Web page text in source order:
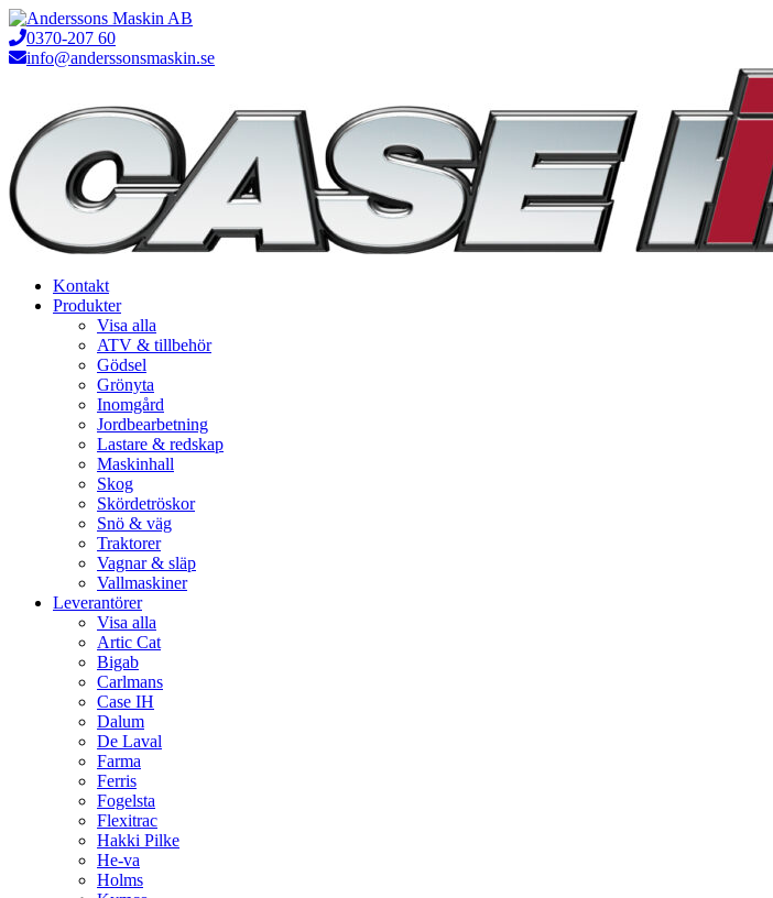
Hoppa
till
innehåll
0370-207 60
info@anderssonsmaskin.se
Kontakt
Produkter
Visa alla
ATV & tillbehör
Gödsel
Grönyta
Inomgård
Jordbearbetning
Lastare & redskap
Maskinhall
Skog
Skördetröskor
Snö & väg
Traktorer
Vagnar & släp
Vallmaskiner
Leverantörer
Visa alla
Artic Cat
Bigab
Carlmans
Case IH
Dalum
De Laval
Farma
Ferris
Fogelsta
Flexitrac
Hakki Pilke
He-va
Holms